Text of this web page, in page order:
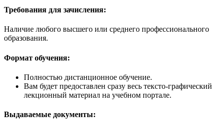
Требования для зачисления:
Наличие любого высшего или среднего профессионального
образования.
Формат обучения:
Полностью дистанционное обучение.
Вам будет предоставлен сразу весь тексто-графический
лекционный материал на учебном портале.
Выдаваемые документы: